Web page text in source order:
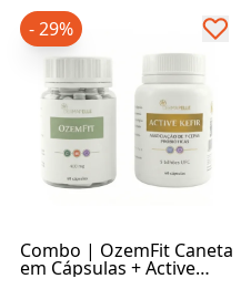
Combo | OzemFit Caneta
em Cápsulas + Active
- 29%